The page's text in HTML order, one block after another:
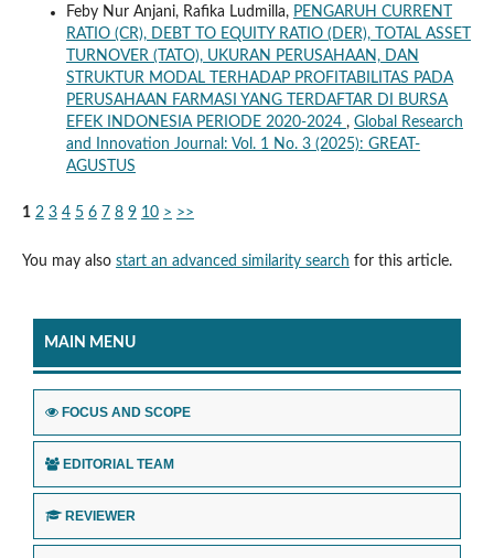
Feby Nur Anjani, Rafika Ludmilla, PENGARUH CURRENT
RATIO (CR), DEBT TO EQUITY RATIO (DER), TOTAL ASSET
TURNOVER (TATO), UKURAN PERUSAHAAN, DAN
STRUKTUR MODAL TERHADAP PROFITABILITAS PADA
PERUSAHAAN FARMASI YANG TERDAFTAR DI BURSA
EFEK INDONESIA PERIODE 2020-2024 , Global Research
and Innovation Journal: Vol. 1 No. 3 (2025): GREAT-
AGUSTUS
1 2 3 4 5 6 7 8 9 10 > >>
You may also start an advanced similarity search for this article.
MAIN MENU
FOCUS AND SCOPE
EDITORIAL TEAM
REVIEWER